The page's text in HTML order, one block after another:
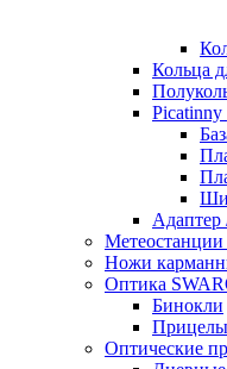
Кольца
Picatinny
Адаптер
Ножи
Оптика
Бинокли
Прицелы
Оптические